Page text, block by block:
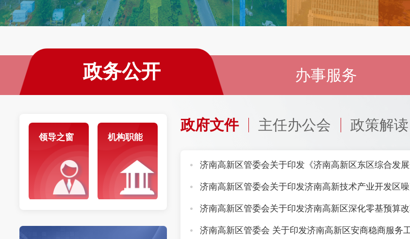
政务公开 办事服务
领导之窗 机构职能
政府文件 主任办公会 政策解读